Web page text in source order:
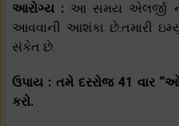
આરોગ્ય : આ સમય એલર્જી ના
આવવાની આશંકા છે.તમારી
સંકેત છે.
ઉપાય : તમે દરરોજ 41 વાર
કરો.